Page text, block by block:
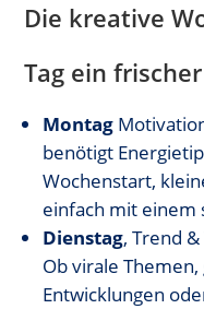
Die kreative
Tag ein
Montag
benötigt
Wochenstart,
einfach mit einem
Dienstag, Trend
Ob virale
Entwicklungen